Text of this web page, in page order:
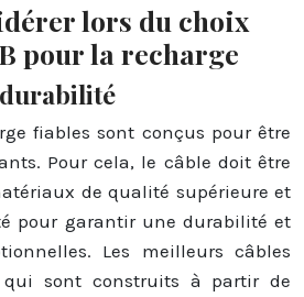
lors du choix
pour la recharge
fiables sont conçus pour être
Pour cela, le câble doit être
de qualité supérieure et
pour garantir une durabilité et
Les meilleurs câbles
sont construits à partir de